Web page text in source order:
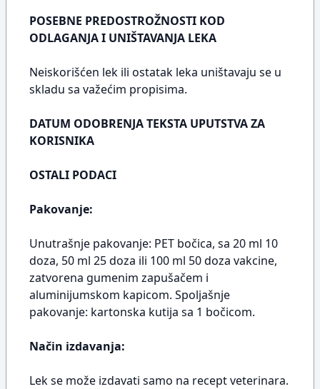
POSEBNE PREDOSTROŽNOSTI KOD
ODLAGANJA I UNIŠTAVANJA LEKA
Neiskorišćen lek ili ostatak leka uništavaju se u
skladu sa važećim propisima.
DATUM ODOBRENJA TEKSTA UPUTSTVA ZA
KORISNIKA
OSTALI PODACI
Pakovanje:
Unutrašnje pakovanje: PET bočica, sa 20 ml 10
doza, 50 ml 25 doza ili 100 ml 50 doza vakcine,
zatvorena gumenim zapušačem i
aluminijumskom kapicom. Spoljašnje
pakovanje: kartonska kutija sa 1 bočicom.
Način izdavanja:
Lek se može izdavati samo na recept veterinara.